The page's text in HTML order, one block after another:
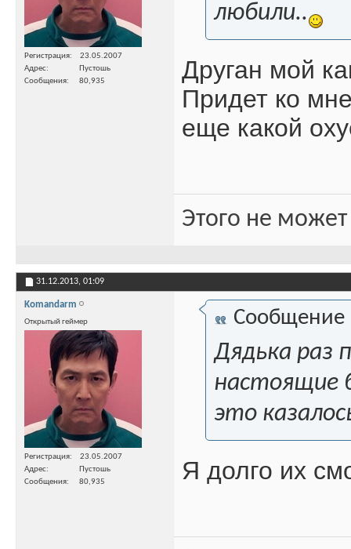
Регистрация
23.05.2007
Адрес
Пустошь
Сообщения
80,935
любили..
Друган мой
Придет ко
еще какой
Этого не
31.12.2013, 01:09
Komandarm
Открытый геймер
Регистрация
23.05.2007
Адрес
Пустошь
Сообщения
80,935
Сообщение
Дядька раз
настоящие
это
Я долго их